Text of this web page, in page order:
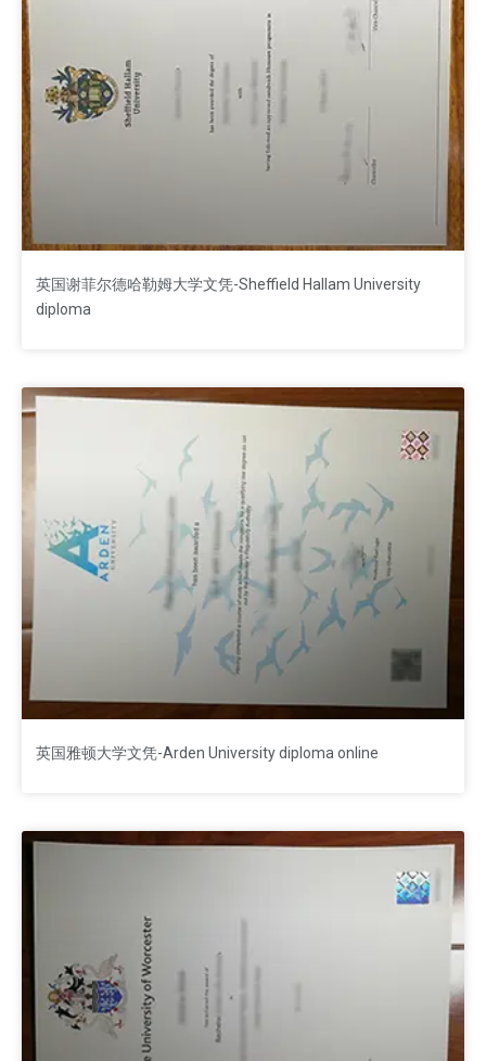
英国谢菲尔德哈勒姆大学文凭-Sheffield Hallam University
diploma
英国‌雅顿大学文凭-Arden University diploma online